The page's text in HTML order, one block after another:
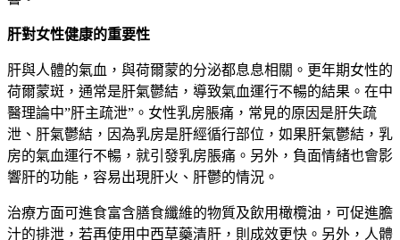
肝對女性健康的重要性
肝與人體的氣血，與荷爾蒙的分泌都息息相關。更年期女性的
荷爾蒙斑，通常是肝氣鬱結，導致氣血運行不暢的結果。在中
醫理論中”肝主疏泄”。女性乳房脹痛，常見的原因是肝失疏
泄、肝氣鬱結，因為乳房是肝經循行部位，如果肝氣鬱結，乳
房的氣血運行不暢，就引發乳房脹痛。另外，負面情緒也會影
響肝的功能，容易出現肝火、肝鬱的情況。
治療方面可進食富含膳食纖維的物質及飲用橄欖油，可促進膽
汁的排泄，若再使用中西草藥清肝，則成效更快。另外，人體